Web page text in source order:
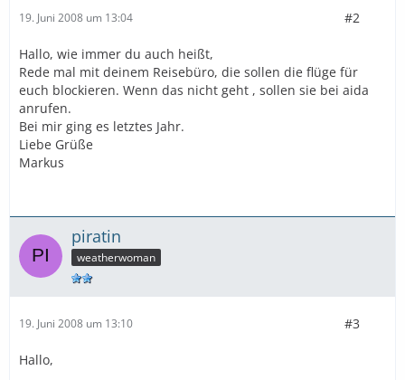
19. Juni 2008 um 13:04 #2
Hallo, wie immer du auch heißt,
Rede mal mit deinem Reisebüro, die sollen die flüge für
euch blockieren. Wenn das nicht geht , sollen sie bei aida
anrufen.
Bei mir ging es letztes Jahr.
Liebe Grüße
Markus
piratin
weatherwoman
19. Juni 2008 um 13:10 #3
Hallo,